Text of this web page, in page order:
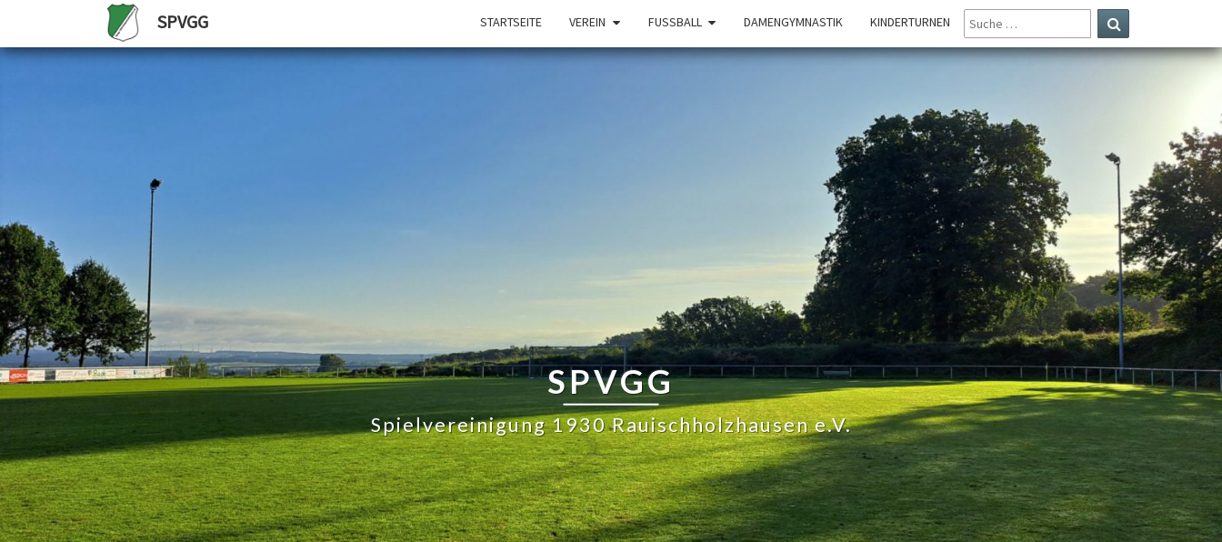
SPVGG STARTSEITE VEREIN FUSSBALL DAMENGYMNASTIK KINDERTURNEN
SUCHE
NACH:
Suchen
SPVGG
Spielvereinigung 1930 Rauischholzhausen e.V.